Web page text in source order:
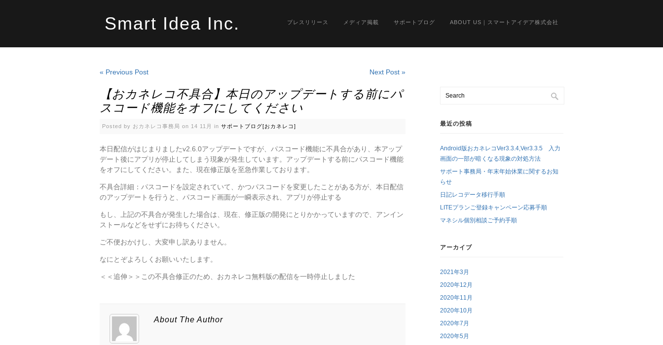
Smart Idea Inc. プレスリリース メディア掲載 サポートブログ ABOUT US｜スマートアイデア株式会社
« Previous Post Next Post »
【おカネレコ不具合】本日のアップデートする前にパ
スコード機能をオフにしてください
Posted by おカネレコ事務局 on 14 11月 in サポートブログ[おカネレコ]
本日配信がはじまりましたv2.6.0アップデートですが、パスコード機能に不具合があり、本アップ
デート後にアプリが停止してしまう現象が発生しています。アップデートする前にパスコード機能
をオフにしてください。また、現在修正版を至急作業しております。
不具合詳細：パスコードを設定されていて、かつパスコードを変更したことがある方が、本日配信
のアップデートを行うと、パスコード画面が一瞬表示され、アプリが停止する
もし、上記の不具合が発生した場合は、現在、修正版の開発にとりかかっていますので、アンイン
ストールなどをせずにお待ちください。
ご不便おかけし、大変申し訳ありません。
なにとぞよろしくお願いいたします。
＜＜追伸＞＞この不具合修正のため、おカネレコ無料版の配信を一時停止しました
About The Author
最近の投稿
Android版おカネレコVer3.3.4,Ver3.3.5 入力
画面の一部が暗くなる現象の対処方法
サポート事務局・年末年始休業に関するお知
らせ
日記レコデータ移行手順
LITEプランご登録キャンペーン応募手順
マネシル個別相談ご予約手順
アーカイブ
2021年3月
2020年12月
2020年11月
2020年10月
2020年7月
2020年5月